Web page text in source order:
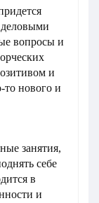
деловыми
вопросы и
и
то нового и
занятия,
себе
в
и